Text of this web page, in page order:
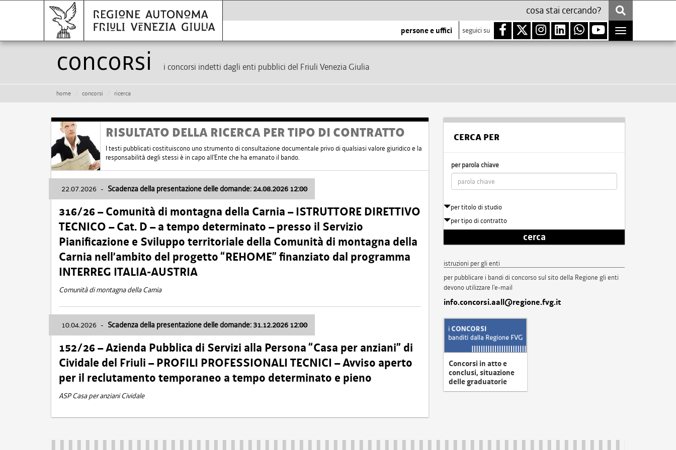
persone e uffici seguici su
Toggle
navigation
Concorsi i concorsi indetti dagli enti pubblici del Friuli Venezia Giulia
home concorsi ricerca
RISULTATO DELLA RICERCA PER TIPO DI CONTRATTO
I testi pubblicati costituiscono uno strumento di consultazione documentale privo di qualsiasi valore giuridico e la
responsabilità degli stessi è in capo all'Ente che ha emanato il bando.
22.07.2026 - Scadenza della presentazione delle domande: 24.08.2026 12:00
316/26 – Comunità di montagna della Carnia – ISTRUTTORE DIRETTIVO
TECNICO – Cat. D – a tempo determinato – presso il Servizio
Pianificazione e Sviluppo territoriale della Comunità di montagna della
Carnia nell’ambito del progetto “REHOME” finanziato dal programma
INTERREG ITALIA-AUSTRIA
Comunità di montagna della Carnia
10.04.2026 - Scadenza della presentazione delle domande: 31.12.2026 12:00
152/26 – Azienda Pubblica di Servizi alla Persona “Casa per anziani” di
Cividale del Friuli – PROFILI PROFESSIONALI TECNICI – Avviso aperto
per il reclutamento temporaneo a tempo determinato e pieno
ASP Casa per anziani Cividale
CERCA PER
per parola chiave
per titolo di studio
per tipo di contratto
cerca
istruzioni per gli enti
per pubblicare i bandi di concorso sul sito della Regione gli enti
devono utilizzare l'e-mail
info.concorsi.aall@regione.fvg.it
Concorsi in atto e
conclusi, situazione
delle graduatorie